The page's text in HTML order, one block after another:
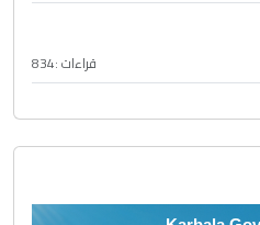
قراءات :834